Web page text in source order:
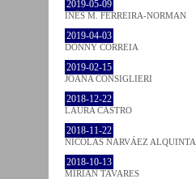
2019-05-09
INÊS M. FERREIRA-NORMAN
2019-04-03
DONNY CORREIA
2019-02-15
JOANA CONSIGLIERI
2018-12-22
LAURA CASTRO
2018-11-22
NICOLÁS NARVÁEZ ALQUINTA
2018-10-13
MIRIAN TAVARES